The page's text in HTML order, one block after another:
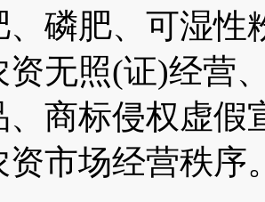
、磷肥、可湿性
资无照(证)经营
、商标侵权虚假
资市场经营秩序